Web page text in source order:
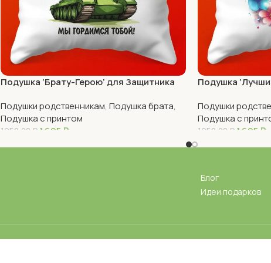
Подушка ‘Брату-Герою’ для Защитника
Подушки родственникам, Подушка брата,
Подушка с принтом
1950,00 ₽ 1 695 ₽
В Корзину
Подушка
Подушки
Подушка с
1950,00 ₽ 1 695 ₽
В Корзину
Блог
Идеи подарков